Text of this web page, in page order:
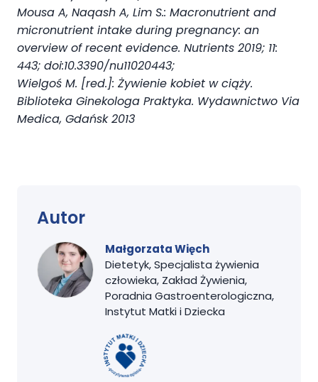
Mousa A, Naqash A, Lim S.: Macronutrient and
micronutrient intake during pregnancy: an
overview of recent evidence. Nutrients 2019; 11:
443; doi:10.3390/nu11020443;
Wielgoś M. [red.]: Żywienie kobiet w ciąży.
Biblioteka Ginekologa Praktyka. Wydawnictwo Via
Medica, Gdańsk 2013
Autor
Małgorzata Więch
Dietetyk, Specjalista żywienia
człowieka, Zakład Żywienia,
Poradnia Gastroenterologiczna,
Instytut Matki i Dziecka